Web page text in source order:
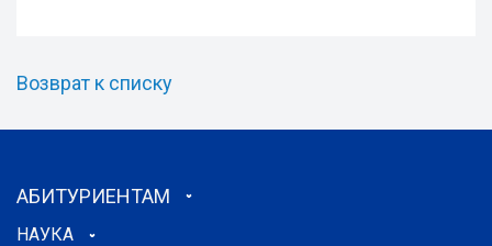
Возврат к списку
АБИТУРИЕНТАМ
НАУКА